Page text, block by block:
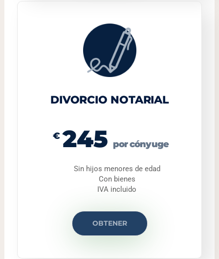
DIVORCIO NOTARIAL
€ 245 por cónyuge
Sin hijos menores de edad
Con bienes
IVA incluido
OBTENER